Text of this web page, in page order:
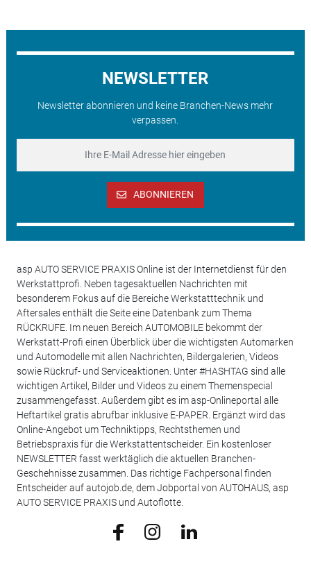
NEWSLETTER
Newsletter abonnieren und keine Branchen-News mehr
verpassen.
ABONNIEREN
asp AUTO SERVICE PRAXIS Online ist der Internetdienst für den
Werkstattprofi. Neben tagesaktuellen Nachrichten mit
besonderem Fokus auf die Bereiche Werkstatttechnik und
Aftersales enthält die Seite eine Datenbank zum Thema
RÜCKRUFE. Im neuen Bereich AUTOMOBILE bekommt der
Werkstatt-Profi einen Überblick über die wichtigsten Automarken
und Automodelle mit allen Nachrichten, Bildergalerien, Videos
sowie Rückruf- und Serviceaktionen. Unter #HASHTAG sind alle
wichtigen Artikel, Bilder und Videos zu einem Themenspecial
zusammengefasst. Außerdem gibt es im asp-Onlineportal alle
Heftartikel gratis abrufbar inklusive E-PAPER. Ergänzt wird das
Online-Angebot um Techniktipps, Rechtsthemen und
Betriebspraxis für die Werkstattentscheider. Ein kostenloser
NEWSLETTER fasst werktäglich die aktuellen Branchen-
Geschehnisse zusammen. Das richtige Fachpersonal finden
Entscheider auf autojob.de, dem Jobportal von AUTOHAUS, asp
AUTO SERVICE PRAXIS und Autoflotte.